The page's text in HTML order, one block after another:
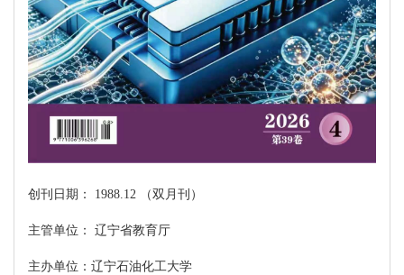
创刊日期： 1988.12 （双月刊）
主管单位： 辽宁省教育厅
主办单位：辽宁石油化工大学